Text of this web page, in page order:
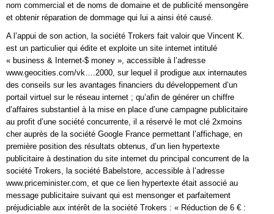
nom commercial et de noms de domaine et de publicité mensongère
et obtenir réparation de dommage qui lui a ainsi été causé.
A l’appui de son action, la société Trokers fait valoir que Vincent K.
est un particulier qui édite et exploite un site internet intitulé
« business & Internet-$ money », accessible à l’adresse
www.geocities.com/vk….2000, sur lequel il prodigue aux internautes
des conseils sur les avantages financiers du développement d’un
portail virtuel sur le réseau internet ; qu’afin de générer un chiffre
d’affaires substantiel à la mise en place d’une campagne publicitaire
au profit d’une société concurrente, il a réservé le mot clé 2xmoins
cher auprès de la société Google France permettant l’affichage, en
première position des résultats obtenus, d’un lien hypertexte
publicitaire à destination du site internet du principal concurrent de la
société Trokers, la société Babelstore, accessible à l’adresse
www.priceminister.com, et que ce lien hypertexte était associé au
message publicitaire suivant qui est mensonger et parfaitement
préjudiciable aux intérêt de la société Trokers : « Réduction de 6 € :